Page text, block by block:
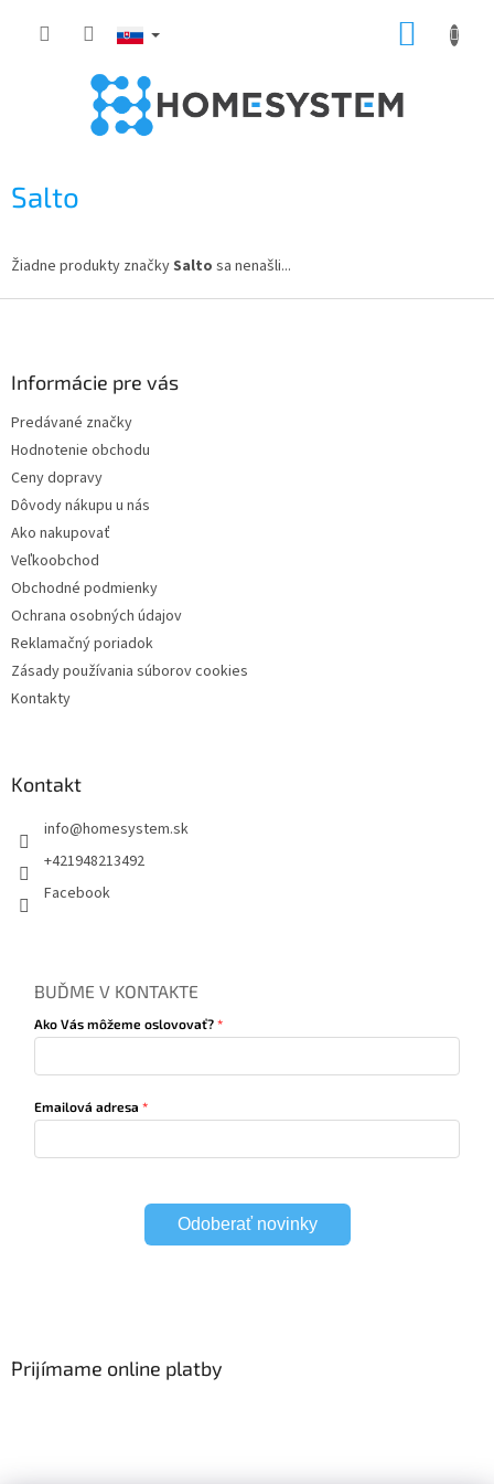
Salto
Žiadne produkty značkySalto sa nenašli...
Informácie pre vás
Predávané značky
Hodnotenie obchodu
Ceny dopravy
Dôvody nákupu u nás
Ako nakupovať
Veľkoobchod
Obchodné podmienky
Ochrana osobných údajov
Reklamačný poriadok
Zásady používania súborov cookies
Kontakty
Kontakt
info@homesystem.sk
+421948213492
Facebook
BUĎME V KONTAKTE
Ako Vás môžeme oslovovať?
Emailová adresa
Odoberať novinky
Prijímame online platby